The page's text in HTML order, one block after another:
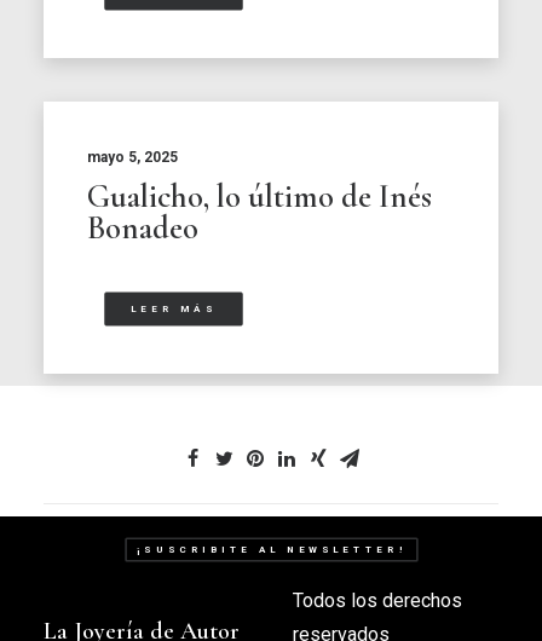
mayo 5, 2025
Gualicho, lo último de Inés
Bonadeo
LEER MÁS
¡SUSCRIBITE AL NEWSLETTER!
La Joyería de Autor
Todos los derechos
reservados